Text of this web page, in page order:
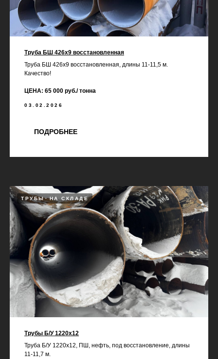
Труба БШ 426х9 восстановленная
Труба БШ 426х9 восстановленная, длины 11-11,5 м.
Качество!
ЦЕНА: 65 000 руб./ тонна
03.02.2026
ПОДРОБНЕЕ
ТРУБЫ НА СКЛАДЕ
Трубы Б/У 1220х12
Труба Б/У 1220х12, ПШ, нефть, под восстановление, длины
11-11,7 м.